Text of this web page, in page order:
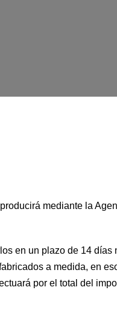
mediante la
en un plazo de 14 días
a medida, en
por el total del